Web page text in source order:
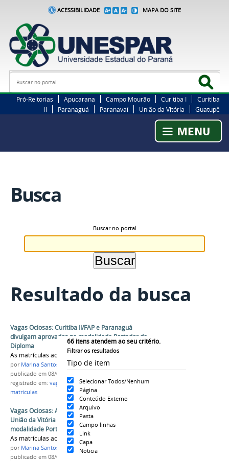
ACESSIBILIDADE MAPA DO SITE
Busca
Pró-Reitorias Apucarana Campo Mourão Curitiba I
Curitiba
II
Paranaguá Paranavaí União da Vitória Guatupê
Busca
Buscar no portal
Resultado da busca
66 itens atendem ao seu critério.
Filtrar os resultados
Tipo de item
Selecionar Todos/Nenhum
Página
Conteúdo Externo
Arquivo
Pasta
Campo linhas
Link
Capa
Noticia
Vagas Ociosas: Curitiba II/FAP e Paranaguá
divulgam aprovados na modalidade Portador de
Diploma
As matrículas acontecem até 13 de abril
por Marina Santos Daum
publicado em 08/04/2026
registrado em: vagas ociosas,portador de diploma,
matriculas
Vagas Ociosas: Apucarana, Campo Mourão e
União da Vitória divulgam aprovados na
modalidade Portador de Diploma
As matrículas acontecem até 13 de abril
por Marina Santos Daum
publicado em 08/04/2026